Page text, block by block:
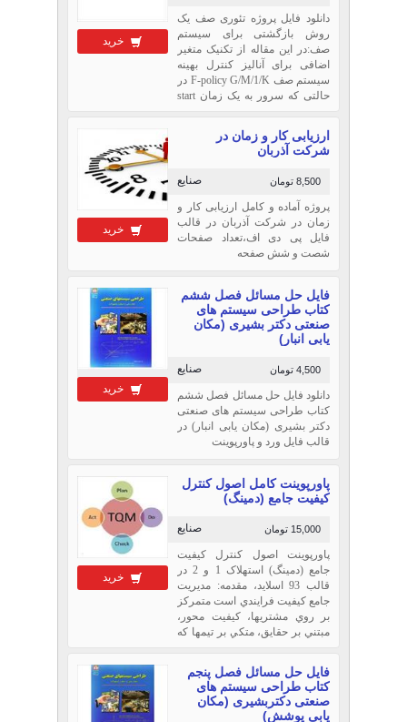
خرید
دانلود فایل پروژه تئوری صف یک
روش بازگشتی برای سیستم
صف:در این مقاله از تکنیک متغیر
اضافی برای آنالیز کنترل بهینه
سیستم صف F-policy G/M/1/K در
حالتی که سرور به یک زمان start
که کمتر از بی نهایت است
ماکزیمم ظرفیت سیستم را بیان
خرید
ارزیابی کار و زمان در
شرکت آذربان
صنایع 8,500 تومان
پروژه آماده و کامل ارزیابی کار و
زمان در شرکت آذربان در قالب
فایل پی دی اف،تعداد صفحات
شصت و شش صفحه
خرید
فایل حل مسائل فصل ششم
کتاب طراحی سیستم های
صنعتی دکتر بشیری (مکان
یابی انبار)
صنایع 4,500 تومان
دانلود فایل حل مسائل فصل ششم
کتاب طراحی سیستم های صنعتی
دکتر بشیری (مکان یابی انبار) در
قالب فایل ورد و پاورپوینت
خرید
پاورپوینت کامل اصول کنترل
کيفيت جامع (دمينگ)
صنایع 15,000 تومان
پاورپوینت اصول کنترل کيفيت
جامع (دمينگ) استهلاک 1 و 2 در
قالب 93 اسلاید، مقدمه: مديريت
جامع کيفيت فرايندي است متمرکز
بر روي مشتريها، کيفيت محور،
مبتني بر حقايق، متکي بر تيمها که
سازمان از طريق ارتقاي مستمر
فرايند ها، توسط مديريت ارشد
سازمان رهبري مي شود. فرايند ...
فایل حل مسائل فصل پنجم
کتاب طراحی سیستم های
صنعتی دکتربشیری (مکان
یابی پوشش)